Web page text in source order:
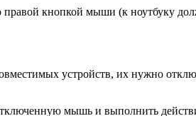
кнопкой мыши (к ноутбуку
устройств, их нужно
мышь и выполнить